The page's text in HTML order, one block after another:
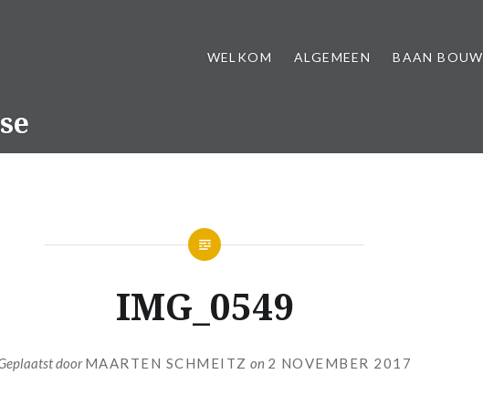
WELKOM ALGEMEEN BAAN BOUW
IMG_0549
doorMAARTEN SCHMEITZ on 2 NOVEMBER 2017